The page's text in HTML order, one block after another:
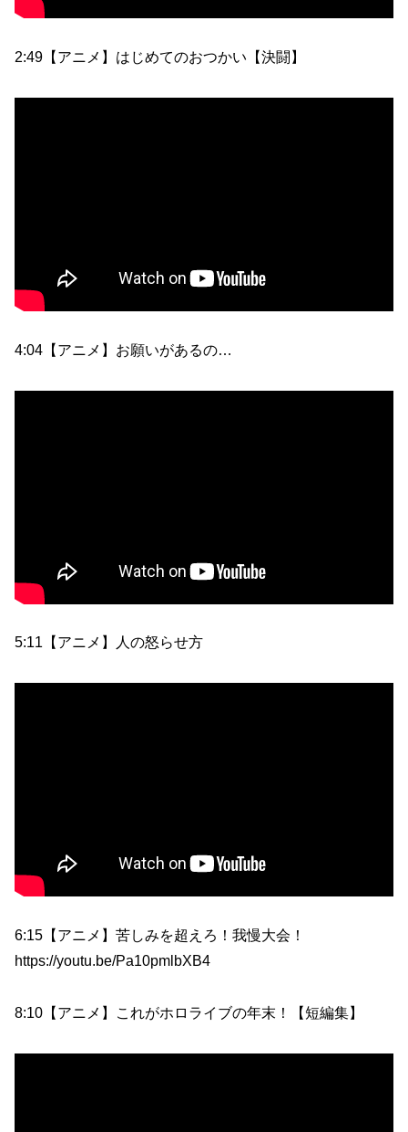
2:49【アニメ】はじめてのおつかい【決闘】
4:04【アニメ】お願いがあるの…
5:11【アニメ】人の怒らせ方
6:15【アニメ】苦しみを超えろ！我慢大会！
https://youtu.be/Pa10pmlbXB4
8:10【アニメ】これがホロライブの年末！【短編集】